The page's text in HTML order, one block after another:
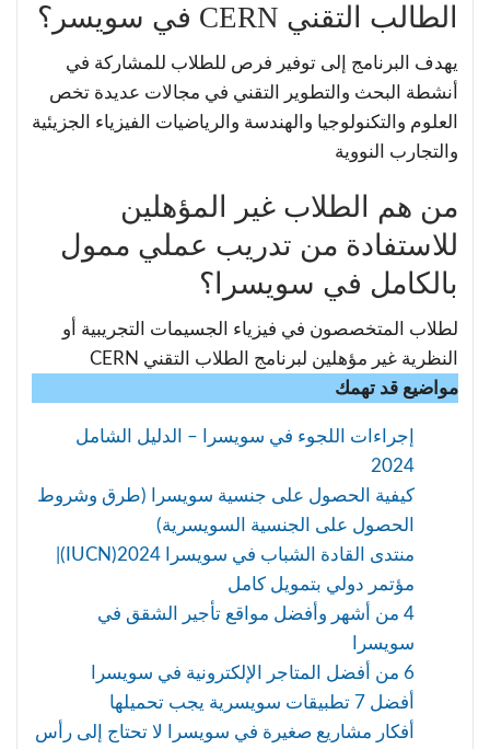
الطالب التقني CERN في سويسر؟
يهدف البرنامج إلى توفير فرص للطلاب للمشاركة في
أنشطة البحث والتطوير التقني في مجالات عديدة تخص
العلوم والتكنولوجيا والهندسة والرياضيات الفيزياء الجزيئية
والتجارب النووية
من هم الطلاب غير المؤهلين
للاستفادة من تدريب عملي ممول
بالكامل في سويسرا؟
لطلاب المتخصصون في فيزياء الجسيمات التجريبية أو
النظرية غير مؤهلين لبرنامج الطلاب التقني CERN
مواضيع قد تهمك
إجراءات اللجوء في سويسرا – الدليل الشامل
2024
كيفية الحصول على جنسية سويسرا (طرق وشروط
الحصول على الجنسية السويسرية)
منتدى القادة الشباب في سويسرا 2024(IUCN)|
مؤتمر دولي بتمويل كامل
4 من أشهر وأفضل مواقع تأجير الشقق في
سويسرا
6 من أفضل المتاجر الإلكترونية في سويسرا
أفضل 7 تطبيقات سويسرية يجب تحميلها
أفكار مشاريع صغيرة في سويسرا لا تحتاج إلى رأس